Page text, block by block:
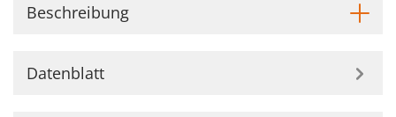
Beschreibung
Datenblatt